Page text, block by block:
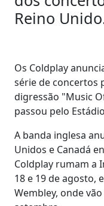
Reino
Os Coldplay
série de concertos
digressão "Music
passou pelo
A banda inglesa
Unidos e Canadá
Coldplay rumam a
18 e 19 de agosto,
Wembley, onde